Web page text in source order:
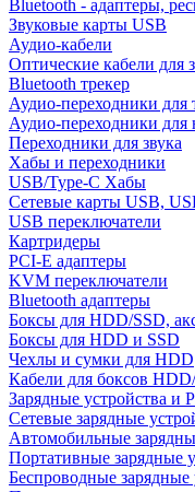
Bluetooth - адаптеры,
Звуковые карты USB
Аудио-кабели
Оптические кабели для
Bluetooth трекер
Аудио-переходники для
Аудио-переходники для
Переходники для звука
Хабы и переходники
USB/Type-C Хабы
Сетевые карты USB,
USB переключатели
Картридеры
PCI-E адаптеры
KVM переключатели
Bluetooth адаптеры
Боксы для HDD/SSD,
Боксы для HDD и SSD
Чехлы и сумки для HDD
Кабели для боксов
Зарядные устройства и
Сетевые зарядные
Автомобильные
Портативные зарядные
Беспроводные зарядные